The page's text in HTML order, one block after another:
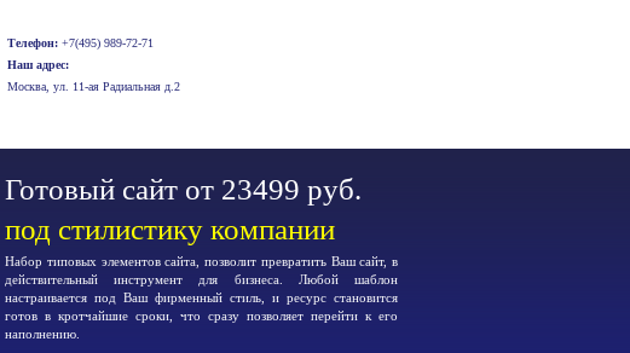
Телефон: +7(495) 989-72-71
Наш адрес:
Москва, ул. 11-ая Радиальная д.2
Готовый сайт от 23499 руб.
под стилистику компании
Набор типовых элементов сайта, позволит превратить Ваш сайт, в
действительный инструмент для бизнеса. Любой шаблон
настраивается под Ваш фирменный стиль, и ресурс становится
готов в кротчайшие сроки, что сразу позволяет перейти к его
наполнению.